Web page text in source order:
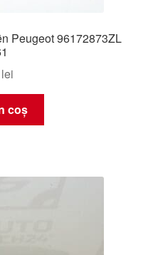
Peugeot 96172873ZL
lei
coș